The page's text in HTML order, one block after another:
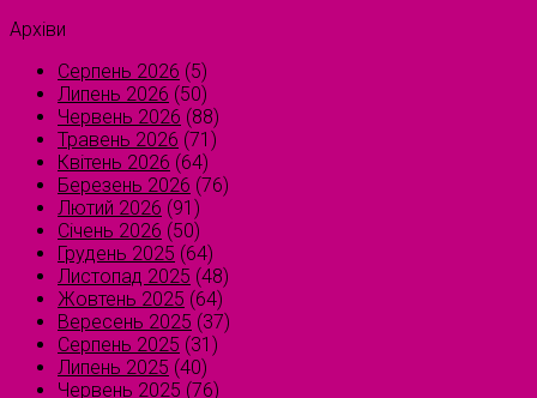
Архіви
Серпень 2026 (5)
Липень 2026 (50)
Червень 2026 (88)
Травень 2026 (71)
Квітень 2026 (64)
Березень 2026 (76)
Лютий 2026 (91)
Січень 2026 (50)
Грудень 2025 (64)
Листопад 2025 (48)
Жовтень 2025 (64)
Вересень 2025 (37)
Серпень 2025 (31)
Липень 2025 (40)
Червень 2025 (76)